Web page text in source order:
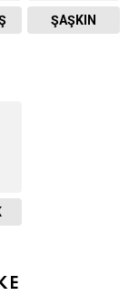
ŞAŞKIN